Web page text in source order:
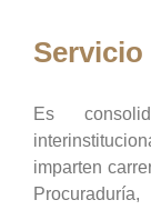
Servicio
Es
imparten